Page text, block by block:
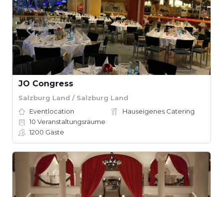
JO Congress
Salzburg Land / Salzburg Land
Eventlocation
Hauseigenes Catering
10 Veranstaltungsräume
1200 Gäste